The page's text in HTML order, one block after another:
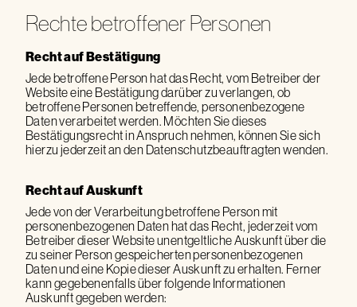
Rechte betroffener Personen
Recht auf Bestätigung
Jede betroffene Person hat das Recht, vom Betreiber der
Website eine Bestätigung darüber zu verlangen, ob
betroffene Personen betreffende, personenbezogene
Daten verarbeitet werden. Möchten Sie dieses
Bestätigungsrecht in Anspruch nehmen, können Sie sich
hierzu jederzeit an den Datenschutzbeauftragten wenden.
Recht auf Auskunft
Jede von der Verarbeitung betroffene Person mit
personenbezogenen Daten hat das Recht, jederzeit vom
Betreiber dieser Website unentgeltliche Auskunft über die
zu seiner Person gespeicherten personenbezogenen
Daten und eine Kopie dieser Auskunft zu erhalten. Ferner
kann gegebenenfalls über folgende Informationen
Auskunft gegeben werden: